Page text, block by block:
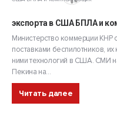
экспорта в США БПЛА и
Министерство коммерции КНР
поставками беспилотников,
ними технологий в США. СМИ
Пекина на...
Читать далее